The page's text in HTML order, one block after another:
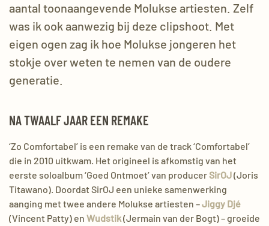
aantal toonaangevende Molukse artiesten. Zelf
was ik ook aanwezig bij deze clipshoot . Met
eigen ogen zag ik hoe Molukse jongeren het
stokje over weten te nemen van de oudere
generatie.
NA TWAALF JAAR EEN REMAKE
‘Zo Comfortabel’ is een remake van de track ‘Comfortabel’
die in 2010 uitkwam. Het origineel is afkomstig van het
eerste soloalbum ‘Goed Ontmoet’ van producerSirOJ(Joris
Titawano). Doordat SirOJ een unieke samenwerking
aanging met twee andere Molukse artiesten –Jiggy Djé
(Vincent Patty) en Wudstik(Jermain van der Bogt) – groeide